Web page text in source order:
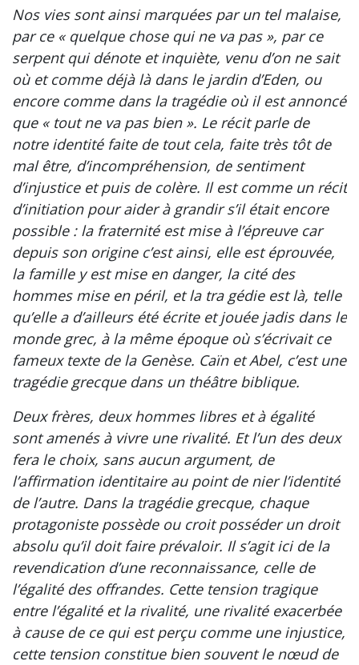
Nos vies sont ainsi marquées par un tel malaise,
par ce « quelque chose qui ne va pas », par ce
serpent qui dénote et inquiète, venu d’on ne sait
où et comme déjà là dans le jardin d’Eden, ou
encore comme dans la tragédie où il est annoncé
que « tout ne va pas bien ». Le récit parle de
notre identité faite de tout cela, faite très tôt de
mal être, d’incompréhension, de sentiment
d’injustice et puis de colère. Il est comme un récit
d’initiation pour aider à grandir s’il était encore
possible : la fraternité est mise à l’épreuve car
depuis son origine c’est ainsi, elle est éprouvée,
la famille y est mise en danger, la cité des
hommes mise en péril, et la tra gédie est là, telle
qu’elle a d’ailleurs été écrite et jouée jadis dans le
monde grec, à la même époque où s’écrivait ce
fameux texte de la Genèse. Caïn et Abel, c’est une
tragédie grecque dans un théâtre biblique.
Deux frères, deux hommes libres et à égalité
sont amenés à vivre une rivalité. Et l’un des deux
fera le choix, sans aucun argument, de
l’affirmation identitaire au point de nier l’identité
de l’autre. Dans la tragédie grecque, chaque
protagoniste possède ou croit posséder un droit
absolu qu’il doit faire prévaloir. Il s’agit ici de la
revendication d’une reconnaissance, celle de
l’égalité des offrandes. Cette tension tragique
entre l’égalité et la rivalité, une rivalité exacerbée
à cause de ce qui est perçu comme une injustice,
cette tension constitue bien souvent le nœud de